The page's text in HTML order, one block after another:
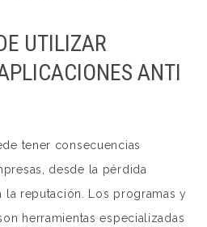
UTILIZAR
ANTI
tener consecuencias
desde la pérdida
la reputación. Los programas y
herramientas especializadas